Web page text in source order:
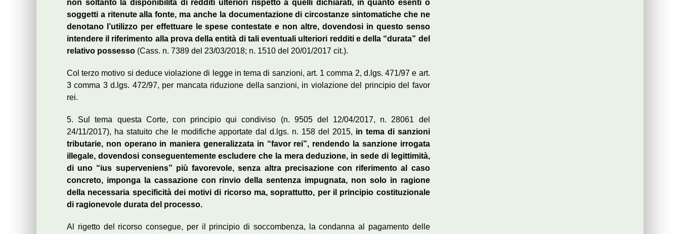
non soltanto la disponibilità di redditi ulteriori rispetto a quelli dichiarati, in quanto esenti o
soggetti a ritenute alla fonte, ma anche la documentazione di circostanze sintomatiche che ne
denotano l’utilizzo per effettuare le spese contestate e non altre, dovendosi in questo senso
intendere il riferimento alla prova della entità di tali eventuali ulteriori redditi e della “durata” del
relativo possesso (Cass. n. 7389 del 23/03/2018; n. 1510 del 20/01/2017 cit.).
Col terzo motivo si deduce violazione di legge in tema di sanzioni, art. 1 comma 2, d.lgs. 471/97 e art.
3 comma 3 d.lgs. 472/97, per mancata riduzione della sanzioni, in violazione del principio del favor
rei.
5. Sul tema questa Corte, con principio qui condiviso (n. 9505 del 12/04/2017, n. 28061 del
24/11/2017), ha statuito che le modifiche apportate dal d.lgs. n. 158 del 2015, in tema di sanzioni
tributarie, non operano in maniera generalizzata in “favor rei”, rendendo la sanzione irrogata
illegale, dovendosi conseguentemente escludere che la mera deduzione, in sede di legittimità,
di uno “ius superveniens” più favorevole, senza altra precisazione con riferimento al caso
concreto, imponga la cassazione con rinvio della sentenza impugnata, non solo in ragione
della necessaria specificità dei motivi di ricorso ma, soprattutto, per il principio costituzionale
di ragionevole durata del processo.
Al rigetto del ricorso consegue, per il principio di soccombenza, la condanna al pagamento delle